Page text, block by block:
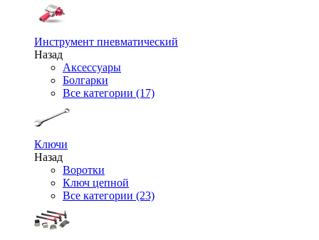
Инструмент пневматический
Назад
Аксессуары
Болгарки
Все категории (17)
Ключи
Назад
Воротки
Ключ цепной
Все категории (23)